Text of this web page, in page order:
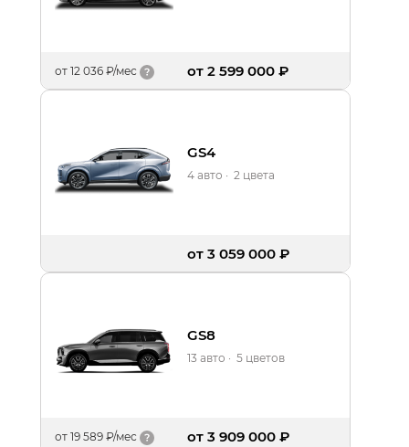
от12 036 ₽/мес от 2 599 000 ₽
GS4
4 авто · 2 цвета
от 3 059 000 ₽
GS8
13 авто · 5 цветов
от19 589 ₽/мес от 3 909 000 ₽